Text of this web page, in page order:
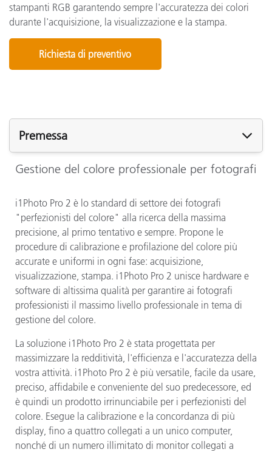
stampanti RGB garantendo sempre l'accuratezza dei colori
durante l'acquisizione, la visualizzazione e la stampa.
Richiesta di preventivo
Premessa
Gestione del colore professionale per fotografi
i1Photo Pro 2 è lo standard di settore dei fotografi
"perfezionisti del colore" alla ricerca della massima
precisione, al primo tentativo e sempre. Propone le
procedure di calibrazione e profilazione del colore più
accurate e uniformi in ogni fase: acquisizione,
visualizzazione, stampa. i1Photo Pro 2 unisce hardware e
software di altissima qualità per garantire ai fotografi
professionisti il massimo livello professionale in tema di
gestione del colore.
La soluzione i1Photo Pro 2 è stata progettata per
massimizzare la redditività, l'efficienza e l'accuratezza della
vostra attività. i1Photo Pro 2 è più versatile, facile da usare,
preciso, affidabile e conveniente del suo predecessore, ed
è quindi un prodotto irrinunciabile per i perfezionisti del
colore. Esegue la calibrazione e la concordanza di più
display, fino a quattro collegati a un unico computer,
nonché di un numero illimitato di monitor collegati a